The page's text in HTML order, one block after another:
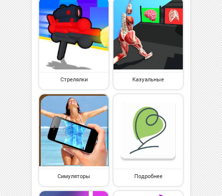
Стрелялки Казуальные
Симуляторы Подробнее